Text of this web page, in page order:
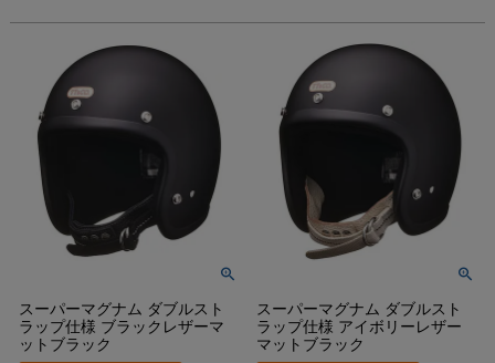
スーパーマグナム ダブルスト
ラップ仕様 ブラックレザーマ
ットブラック
スーパーマグナム ダブルスト
ラップ仕様 アイボリーレザー
マットブラック